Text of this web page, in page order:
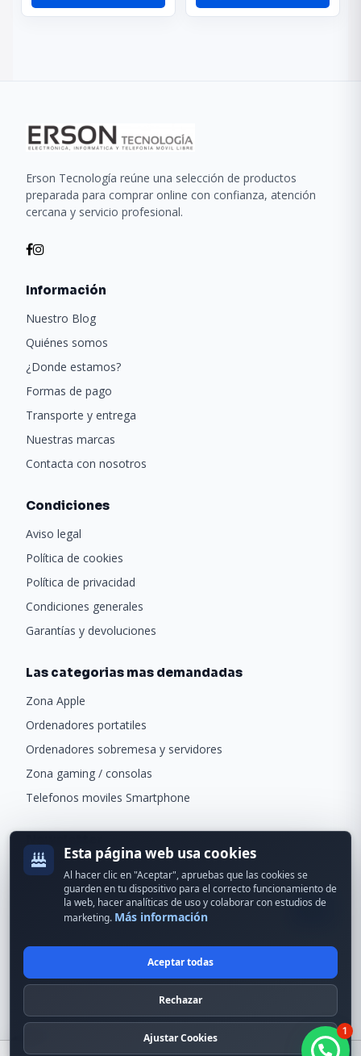
Erson Tecnología reúne una selección de productos
preparada para comprar online con confianza, atención
cercana y servicio profesional.
Información
Nuestro Blog
Quiénes somos
¿Donde estamos?
Formas de pago
Transporte y entrega
Nuestras marcas
Contacta con nosotros
Condiciones
Aviso legal
Política de cookies
Política de privacidad
Condiciones generales
Garantías y devoluciones
Las categorias mas demandadas
Zona Apple
Ordenadores portatiles
Ordenadores sobremesa y servidores
Zona gaming / consolas
Telefonos moviles Smartphone
Recibe ofertas exclusivas y novedades.
© 2024 Erson Tecnología. Todos los derechos reservados.
Política de privacidad
Condiciones Generales 1
Esta página web usa cookies
Al hacer clic en "Aceptar", apruebas que las cookies se
guarden en tu dispositivo para el correcto funcionamiento de
la web, hacer analíticas de uso y colaborar con estudios de
marketing. Más información
Aceptar todas
Rechazar
Ajustar Cookies